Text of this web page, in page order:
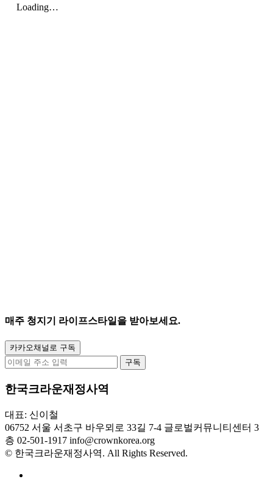
매주 청지기 라이프스타일 을 받아보세요.
카카오채널로 구독
구독
한국크라운재정사역
대표: 신이철
06752 서울 서초구 바우뫼로 33길 7-4 글로벌커뮤니티센터 3
층 02-501-1917 info@crownkorea.org
© 한국크라운재정사역. All Rights Reserved.